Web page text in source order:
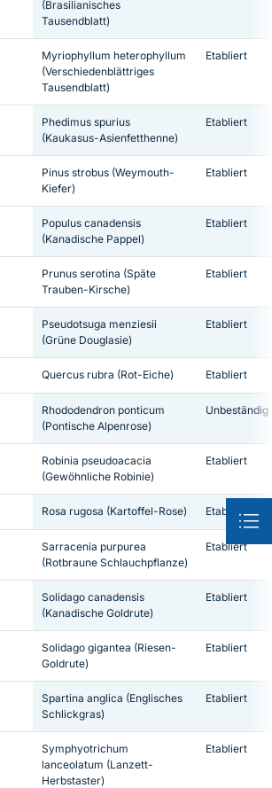
(Brasilianisches
Tausendblatt)
Myriophyllum heterophyllum
(Verschiedenblättriges
Tausendblatt)
Etabliert
Phedimus spurius
(Kaukasus-Asienfetthenne)
Etabliert
Pinus strobus (Weymouth-
Kiefer)
Etabliert
Populus canadensis
(Kanadische Pappel)
Etabliert
Prunus serotina (Späte
Trauben-Kirsche)
Etabliert
Pseudotsuga menziesii
(Grüne Douglasie)
Etabliert
Quercus rubra (Rot-Eiche) Etabliert
Rhododendron ponticum
(Pontische Alpenrose)
Unbeständig
Robinia pseudoacacia
(Gewöhnliche Robinie)
Etabliert
Rosa rugosa (Kartoffel-Rose) Etabliert
Sarracenia purpurea
(Rotbraune Schlauchpflanze)
Etabliert
Solidago canadensis
(Kanadische Goldrute)
Etabliert
Solidago gigantea (Riesen-
Goldrute)
Etabliert
Spartina anglica (Englisches
Schlickgras)
Etabliert
Symphyotrichum
lanceolatum (Lanzett-
Herbstaster)
Etabliert